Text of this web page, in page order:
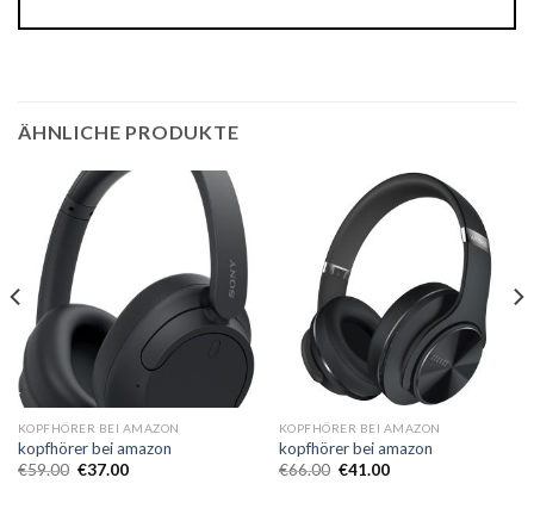
ÄHNLICHE PRODUKTE
KOPFHÖRER BEI AMAZON
kopfhörer bei amazon
€59.00 €37.00
KOPFHÖRER BEI AMAZON
kopfhörer bei amazon
€66.00 €41.00